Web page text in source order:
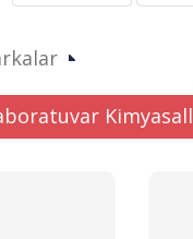
bilgilerinde hatalar
ürüne benzer farklı alternatifler